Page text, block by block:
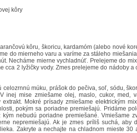
kôry
kôru, škoricu, kardamóm (alebo nové
do mierneho varu a varíme za stáleho
Necháme mierne vychladnúť. Prelejeme do
cca 2 lyžičky vody. Zmes prelejeme do nádoby a
múku, prášok do pečiva, soľ, sódu,
inej mise zmiešame olej, maslo, cukor, med,
Mokré prísady zmiešame elektrickým
pokým sa poriadne premiešajú. Pridáme
nebudú poriadne premiešané. Vmiešame
nepremiešajú. Ak je zmes príliš suchá, aby
Zakryte a nechajte na chladnom mieste 30